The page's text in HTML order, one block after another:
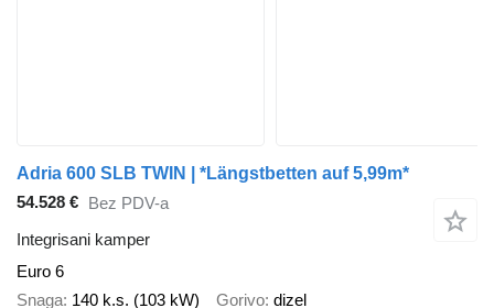
Adria 600 SLB TWIN | *Längstbetten auf 5,99m*
54.528 € Bez PDV-a
Integrisani kamper
Euro 6
Snaga 140 k.s. (103 kW) Gorivo dizel